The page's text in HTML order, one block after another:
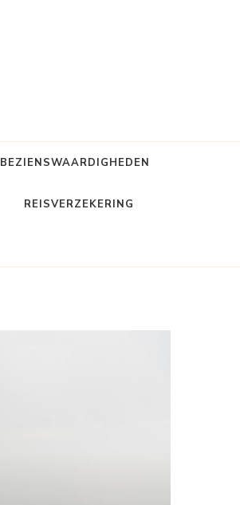
BEZIENSWAARDIGHEDEN
REISVERZEKERING